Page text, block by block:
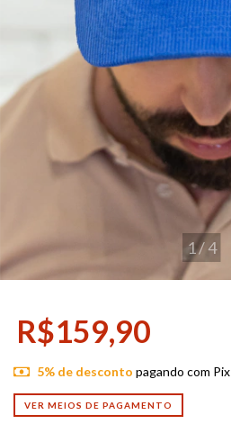
1/4
R$159,90
5% de desconto pagando com Pix
VER MEIOS DE PAGAMENTO